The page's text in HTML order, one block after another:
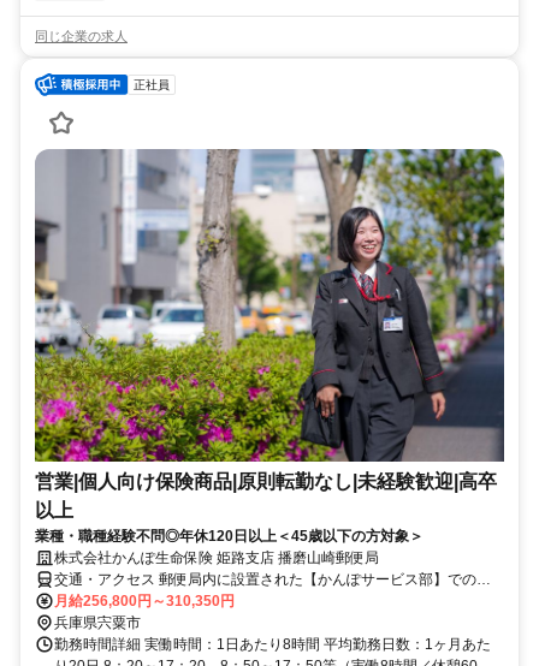
同じ企業の求人
正社員
営業|個人向け保険商品|原則転勤なし|未経験歓迎|高卒
以上
業種・職種経験不問◎年休120日以上＜45歳以下の方対象＞
株式会社かんぽ生命保険 姫路支店 播磨山崎郵便局
交通・アクセス 郵便局内に設置された【かんぽサービス部】での勤
務となります
月給256,800円～310,350円
兵庫県宍粟市
勤務時間詳細 実働時間：1日あたり8時間 平均勤務日数：1ヶ月あた